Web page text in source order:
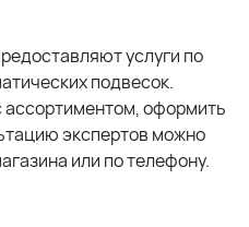
услуги по
подвесок.
оформить
экспертов можно
или по телефону.